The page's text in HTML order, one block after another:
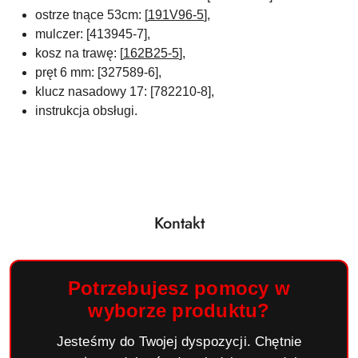
ostrze tnące 53cm: [191V96-5],
mulczer: [413945-7],
kosz na trawę: [162B25-5],
pręt 6 mm: [327589-6],
klucz nasadowy 17: [782210-8],
instrukcja obsługi.
Kontakt
Potrzebujesz pomocy w
wyborze produktu?
Jesteśmy do Twojej dyspozycji. Chętnie